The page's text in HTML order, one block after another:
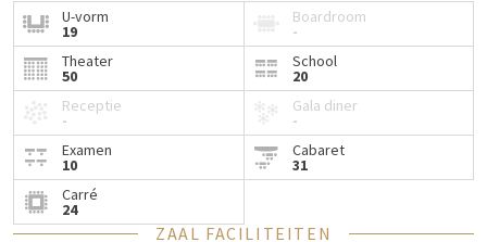
presentaties en een telefoon voor contact met onze receptie.
Al onze zalen zijn compleet te verduisteren en voorzien van
climate control en draadloos internet.
In de break-out ruimte voor de zaal kunt u gebruik maken van
onze koffie/ thee faciliteiten en staan diverse frisdranken
voor u klaar.
Loop alvast virtueel door deze zaal
Ontdek de indeling, uitstraling en mogelijkheden voordat u
langskomt.
U-vorm
19
Boardroom
-
Theater
50
School
20
Receptie
-
Gala diner
-
Examen
10
Cabaret
31
Carré
24
ZAAL FACILITEITEN